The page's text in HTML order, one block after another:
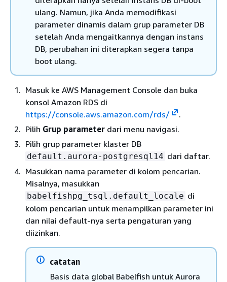
ulang. Namun, jika Anda memodifikasi
parameter dinamis dalam grup parameter DB
setelah Anda mengaitkannya dengan instans
DB, perubahan ini diterapkan segera tanpa
boot ulang.
Masuk ke AWS Management Console dan buka
konsol Amazon RDS di
https://console.aws.amazon.com/rds/
.
Pilih Grup parameter dari menu navigasi.
Pilih grup parameter klaster DB
default.aurora-postgresql14 dari daftar.
Masukkan nama parameter di kolom pencarian.
Misalnya, masukkan
babelfishpg_tsql.default_locale di
kolom pencarian untuk menampilkan parameter ini
dan nilai default-nya serta pengaturan yang
diizinkan.
catatan
Basis data global Babelfish untuk Aurora